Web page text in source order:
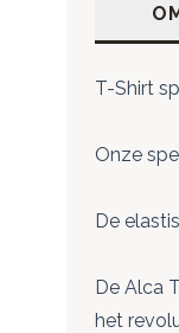
T-Shirt
Onze
De
De Alca
het